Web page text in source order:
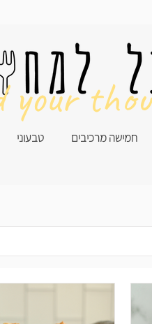
טבעוני חמישה מרכיבים
your